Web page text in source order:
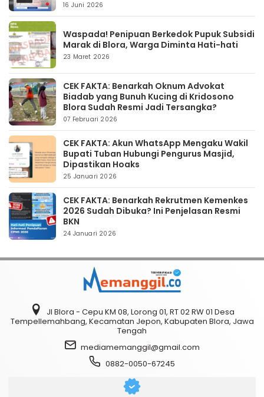
16 Juni 2026
Waspada! Penipuan Berkedok Pupuk Subsidi
Marak di Blora, Warga Diminta Hati-hati
23 Maret 2026
CEK FAKTA: Benarkah Oknum Advokat
Biadab yang Bunuh Kucing di Kridosono
Blora Sudah Resmi Jadi Tersangka?
07 Februari 2026
CEK FAKTA: Akun WhatsApp Mengaku Wakil
Bupati Tuban Hubungi Pengurus Masjid,
Dipastikan Hoaks
25 Januari 2026
CEK FAKTA: Benarkah Rekrutmen Kemenkes
2026 Sudah Dibuka? Ini Penjelasan Resmi
BKN
24 Januari 2026
Jl Blora - Cepu KM 08, Lorong 01, RT 02 RW 01 Desa
Tempellemahbang, Kecamatan Jepon, Kabupaten Blora, Jawa
Tengah
mediamemanggil@gmail.com
0882-0050-67245